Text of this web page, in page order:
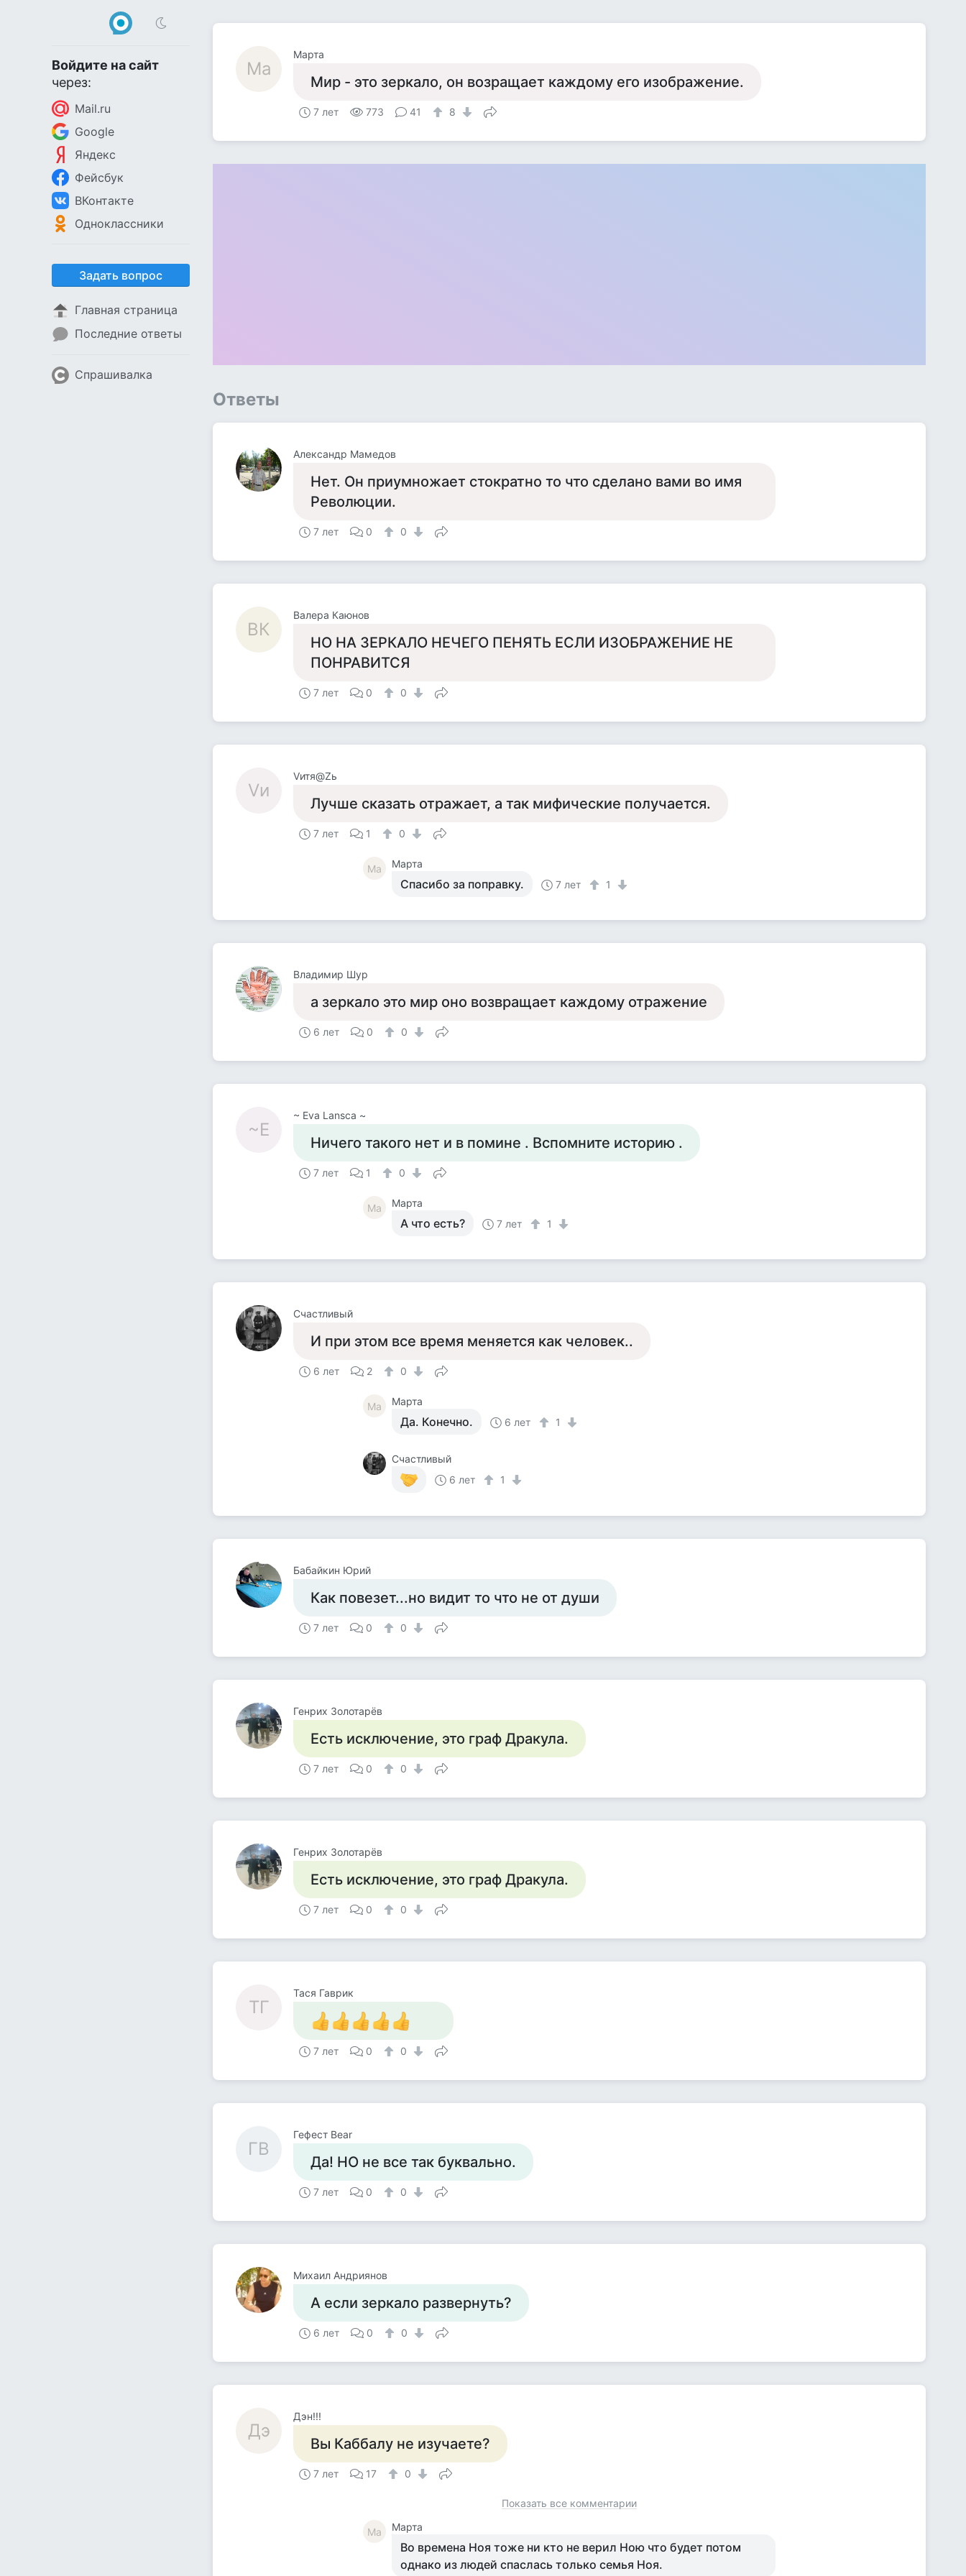
Войдите на сайт
через:
Mail.ru
Google
Яндекс
Фейсбук
ВКонтакте
Одноклассники
Задать вопрос
Главная страница
Последние ответы
Спрашивалка
Ма
Марта
Мир - это зеркало, он возращает каждому его изображение.
7 лет 773 41 8
Ответы
Александр Мамедов
Нет. Он приумножает стократно то что сделано вами во имя
Революции.
7 лет 0 0
ВК
Валера Каюнов
НО НА ЗЕРКАЛО НЕЧЕГО ПЕНЯТЬ ЕСЛИ ИЗОБРАЖЕНИЕ НЕ
ПОНРАВИТСЯ
7 лет 0 0
Vи
Vитя@Zь
Лучше сказать отражает, а так мифические получается.
7 лет 1 0
Ма Марта
Спасибо за поправку. 7 лет 1
Владимир Шур
а зеркало это мир оно возвращает каждому отражение
6 лет 0 0
~E
~ Eva Lansca ~
Ничего такого нет и в помине . Вспомните историю .
7 лет 1 0
Ма Марта
А что есть? 7 лет 1
Счастливый
И при этом все время меняется как человек..
6 лет 2 0
Ма Марта
Да. Конечно. 6 лет 1
Счастливый
6 лет
1
Бабайкин Юрий
Как повезет...но видит то что не от души
7 лет 0 0
Генрих Золотарёв
Есть исключение, это граф Дракула.
7 лет 0 0
Генрих Золотарёв
Есть исключение, это граф Дракула.
7 лет 0 0
ТГ
Тася Гаврик
7 лет 0 0
ГB
Гефест Bear
Да! НО не все так буквально.
7 лет 0 0
Михаил Андриянов
А если зеркало развернуть?
6 лет 0 0
Дэ
Дэн!!!
Вы Каббалу не изучаете?
7 лет 17 0
Показать все комментарии
Ма Марта
Во времена Ноя тоже ни кто не верил Ною что будет потом
однако из людей спаслась только семья Ноя.